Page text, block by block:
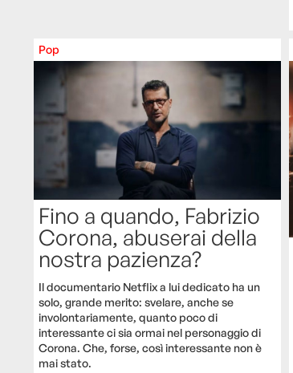
Pop
Fino a quando, Fabrizio
Corona, abuserai della
nostra pazienza?
Il documentario Netflix a lui dedicato ha un
solo, grande merito: svelare, anche se
involontariamente, quanto poco di
interessante ci sia ormai nel personaggio di
Corona. Che, forse, così interessante non è
mai stato.